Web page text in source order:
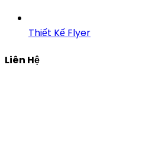
Thiết Kế Flyer
Liên Hệ